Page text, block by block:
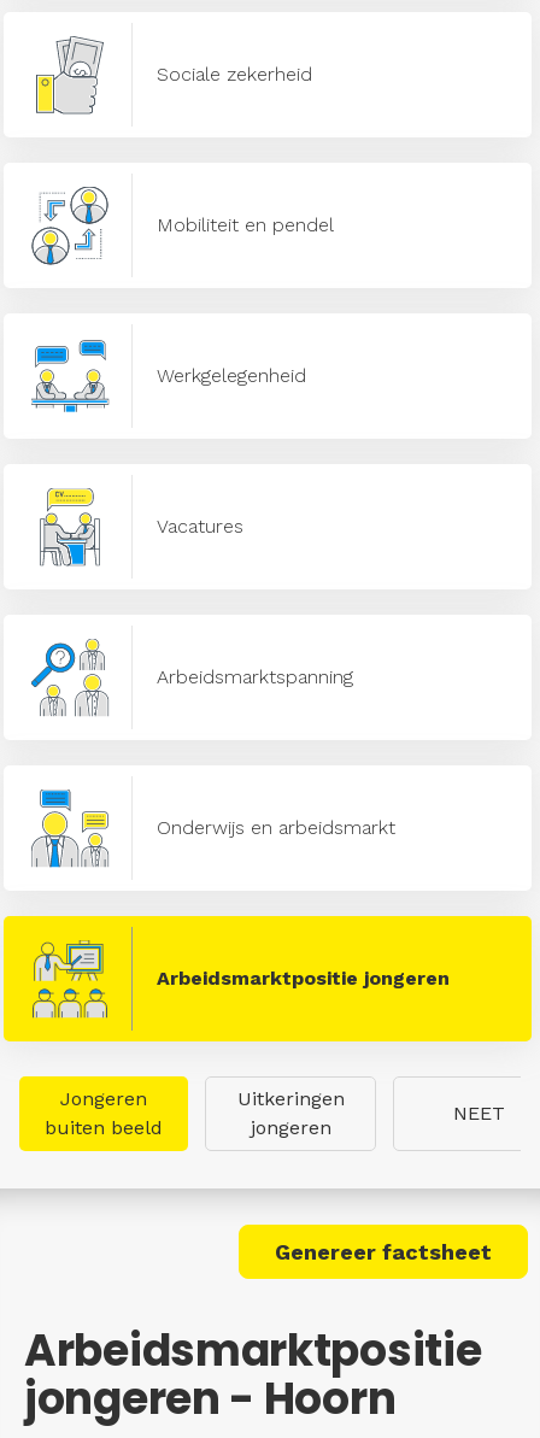
Sociale zekerheid
Mobiliteit en pendel
Werkgelegenheid
Vacatures
Arbeidsmarktspanning
Onderwijs en arbeidsmarkt
Arbeidsmarktpositie jongeren
Jongeren
buiten beeld
Uitkeringen
jongeren
NEET
Genereer factsheet
Arbeidsmarktpositie
jongeren - Hoorn